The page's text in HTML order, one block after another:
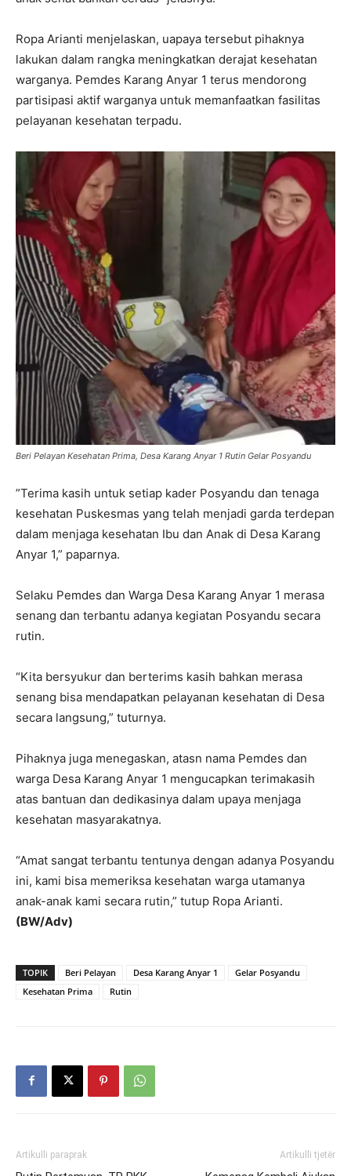
Ropa Arianti menjelaskan, uapaya tersebut pihaknya
lakukan dalam rangka meningkatkan derajat kesehatan
warganya. Pemdes Karang Anyar 1 terus mendorong
partisipasi aktif warganya untuk memanfaatkan fasilitas
pelayanan kesehatan terpadu.
Beri Pelayan Kesehatan Prima, Desa Karang Anyar 1 Rutin Gelar Posyandu
”Terima kasih untuk setiap kader Posyandu dan tenaga
kesehatan Puskesmas yang telah menjadi garda terdepan
dalam menjaga kesehatan Ibu dan Anak di Desa Karang
Anyar 1,” paparnya.
Selaku Pemdes dan Warga Desa Karang Anyar 1 merasa
senang dan terbantu adanya kegiatan Posyandu secara
rutin.
“Kita bersyukur dan berterims kasih bahkan merasa
senang bisa mendapatkan pelayanan kesehatan di Desa
secara langsung,” tuturnya.
Pihaknya juga menegaskan, atasn nama Pemdes dan
warga Desa Karang Anyar 1 mengucapkan terimakasih
atas bantuan dan dedikasinya dalam upaya menjaga
kesehatan masyarakatnya.
“Amat sangat terbantu tentunya dengan adanya Posyandu
ini, kami bisa memeriksa kesehatan warga utamanya
anak-anak kami secara rutin,” tutup Ropa Arianti.
(BW/Adv)
TOPIK Beri Pelayan Desa Karang Anyar 1
Gelar Posyandu
Kesehatan Prima
Rutin
Artikulli paraprak Artikulli tjetër